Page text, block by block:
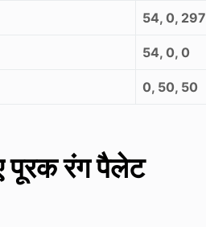
54, 0, 297
54, 0, 0
0, 50, 50
पूरक रंग पैलेट